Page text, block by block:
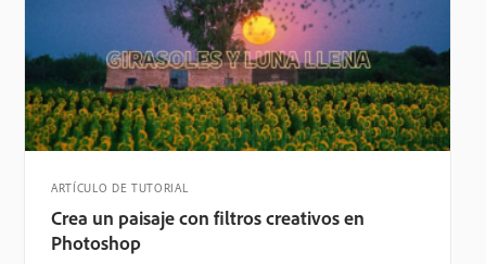
ARTÍCULO DE TUTORIAL
Crea un paisaje con filtros creativos en
Photoshop